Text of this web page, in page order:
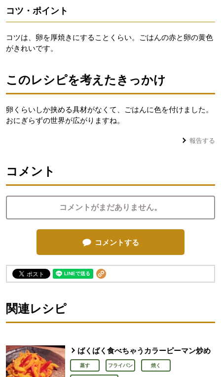
コツ・ポイント
コツは、卵を厚焼きにすることくらい。ごはんの赤と卵の黄色
がきれいです。
このレシピを考えたきっかけ
卵くらいしか挟める具材がなくて、ごはんに色を付けました。
おにぎらずの世界が広がりますね。
報告する
コメント
コメントがまだありません。
コメントする
関連レシピ
ばくばく食べちゃうカラーピーマン炒め
蒸す フライパン 焼く